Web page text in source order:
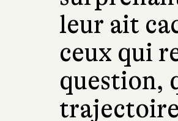
leur ait
ceux qui
question,